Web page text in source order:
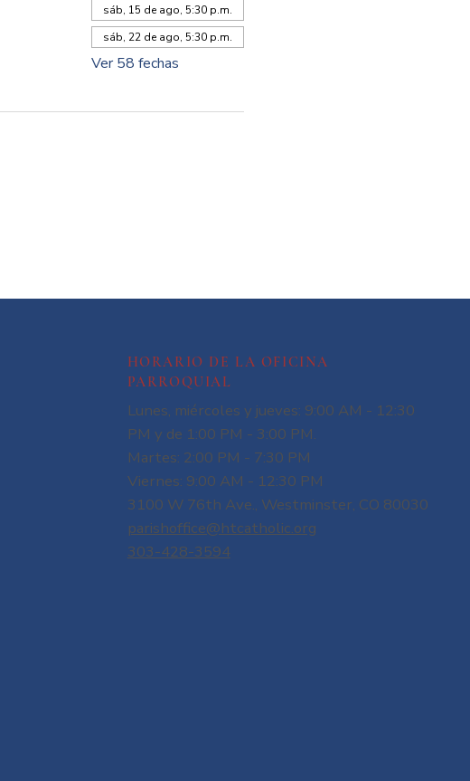
sáb, 15 de ago, 5:30 p.m.
sáb, 22 de ago, 5:30 p.m.
Ver 58 fechas
HORARIO DE LA OFICINA
PARROQUIAL
Lunes, miércoles y jueves: 9:00 AM - 12:30
PM y de 1:00 PM - 3:00 PM.
Martes: 2:00 PM - 7:30 PM
Viernes: 9:00 AM - 12:30 PM
3100 W 76th Ave., Westminster, CO 80030
parishoffice@htcatholic.org
303-428-3594